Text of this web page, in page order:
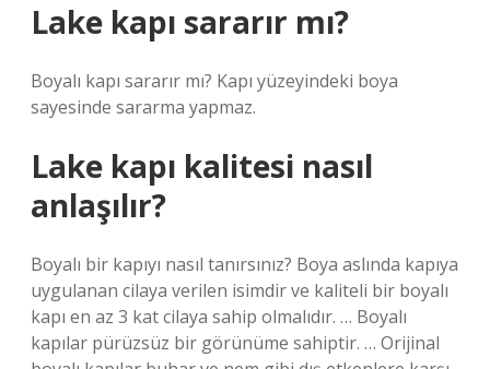
Lake kapı sararır mı?
Boyalı kapı sararır mı? Kapı yüzeyindeki boya
sayesinde sararma yapmaz.
Lake kapı kalitesi nasıl
anlaşılır?
Boyalı bir kapıyı nasıl tanırsınız? Boya aslında kapıya
uygulanan cilaya verilen isimdir ve kaliteli bir boyalı
kapı en az 3 kat cilaya sahip olmalıdır. … Boyalı
kapılar pürüzsüz bir görünüme sahiptir. … Orijinal